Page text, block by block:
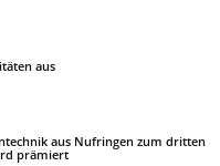
aus
aus Nufringen zum dritten
prämiert